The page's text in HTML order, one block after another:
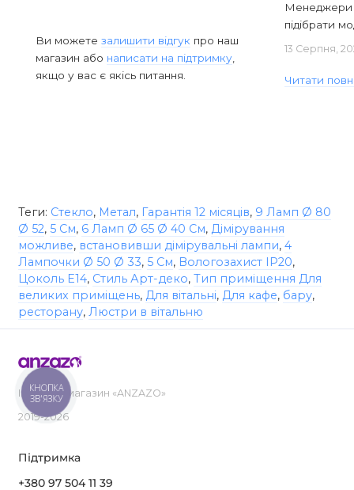
Ви можете залишити відгук про наш
магазин або написати на підтримку
якщо у вас є якісь питання.
Менеджери
підібрати
13 Серпня,
Читати
Теги: Стекло, Метал, Гарантія 12 місяців, 9 Ламп Ø 80
Ø 52, 5 См, 6 Ламп Ø 65 Ø 40 См, Дімірування
можливе, встановивши дімірувальні лампи, 4
Лампочки Ø 50 Ø 33, 5 См, Вологозахист IP20,
Цоколь E14, Стиль Арт-деко, Тип приміщення Для
великих приміщень, Для вітальні, Для кафе, бару,
ресторану, Люстри в вітальню
Інтернет-магазин «ANZAZO»
2019-2026
Підтримка
+380 97 504 11 39
КНОПКА
ЗВ'ЯЗКУ